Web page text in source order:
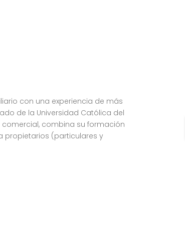
con una experiencia de más
de la Universidad Católica del
combina su formación
propietarios (particulares y